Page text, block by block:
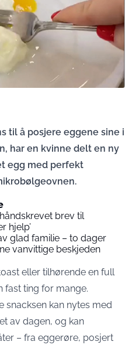
til å posjere eggene sine i
har en kvinne delt en ny
egg med perfekt
brev til
hjelp’
glad familie – to dager
vanvittige beskjeden
eller tilhørende en full
fast ting for mange.
snacksen kan nytes med
av dagen, og kan
– fra eggerøre, posjert